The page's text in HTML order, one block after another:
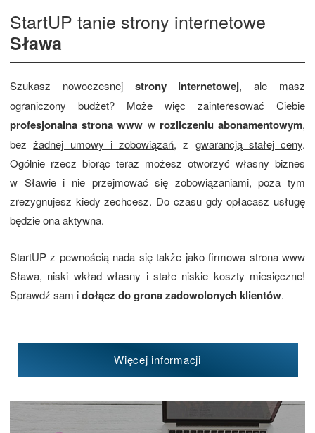
StartUP tanie strony internetowe
Sława
Szukasz nowoczesnej strony internetowej, ale masz
ograniczony budżet? Może więc zainteresować Ciebie
profesjonalna strona www w rozliczeniu abonamentowym,
bezżadnej umowy i zobowiązań, z gwarancją stałej ceny.
Ogólnie rzecz biorąc teraz możesz otworzyć własny biznes
w Sławie i nie przejmować się zobowiązaniami, poza tym
zrezygnujesz kiedy zechcesz. Do czasu gdy opłacasz usługę
będzie ona aktywna.
StartUP z pewnością nada się także jako firmowa strona www
Sława, niski wkład własny i stałe niskie koszty miesięczne!
Sprawdź sam idołącz do grona zadowolonych klientów.
Więcej informacji